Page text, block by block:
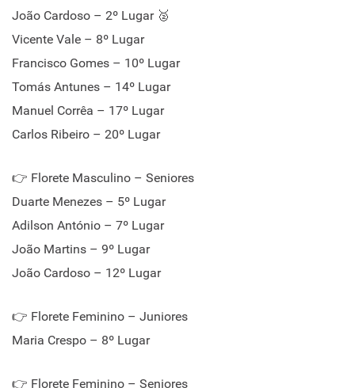
João Cardoso – 2º Lugar 🥈
Vicente Vale – 8º Lugar
Francisco Gomes – 10º Lugar
Tomás Antunes – 14º Lugar
Manuel Corrêa – 17º Lugar
Carlos Ribeiro – 20º Lugar
👉 Florete Masculino – Seniores
Duarte Menezes – 5º Lugar
Adilson António – 7º Lugar
João Martins – 9º Lugar
João Cardoso – 12º Lugar
👉 Florete Feminino – Juniores
Maria Crespo – 8º Lugar
👉 Florete Feminino – Seniores